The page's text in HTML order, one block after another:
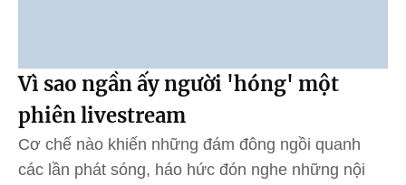
Vì sao ngần ấy người 'hóng' một
phiên livestream
Cơ chế nào khiến những đám đông ngồi quanh
các lần phát sóng, háo hức đón nghe những nội